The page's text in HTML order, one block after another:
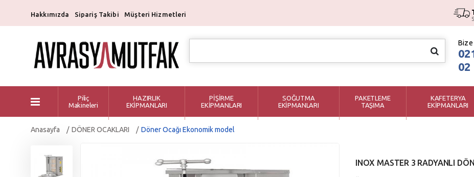
Hakkımızda Sipariş Takibi Müşteri Hizmetleri
Bize
02
Piliç
Makineleri
HAZIRLIK
EKİPMANLARI
PİŞİRME
EKİPMANLARI
SOĞUTMA
EKİPMANLARI
PAKETLEME
TAŞIMA
KAFETERYA
EKİPMANLARI
Anasayfa DÖNER OCAKLARI Döner Ocağı Ekonomik model
INOX MASTER 3 RADYANLI